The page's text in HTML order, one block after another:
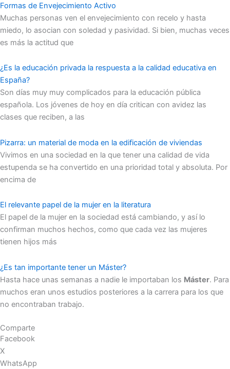
Formas de Envejecimiento Activo
Muchas personas ven el envejecimiento con recelo y hasta
miedo, lo asocian con soledad y pasividad. Si bien, muchas veces
es más la actitud que
¿Es la educación privada la respuesta a la calidad educativa en
España?
Son días muy muy complicados para la educación pública
española. Los jóvenes de hoy en día critican con avidez las
clases que reciben, a las
Pizarra: un material de moda en la edificación de viviendas
Vivimos en una sociedad en la que tener una calidad de vida
estupenda se ha convertido en una prioridad total y absoluta. Por
encima de
El relevante papel de la mujer en la literatura
El papel de la mujer en la sociedad está cambiando, y así lo
confirman muchos hechos, como que cada vez las mujeres
tienen hijos más
¿Es tan importante tener un Máster?
Hasta hace unas semanas a nadie le importaban los Máster. Para
muchos eran unos estudios posteriores a la carrera para los que
no encontraban trabajo.
Comparte
Facebook
X
WhatsApp